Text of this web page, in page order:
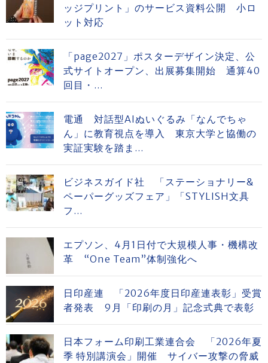
ッジプリント」のサービス資料公開 小ロ
ット対応
「page2027」ポスターデザイン決定、公
式サイトオープン、出展募集開始 通算40
回目・...
電通 対話型AIぬいぐるみ「なんでちゃ
ん」に教育視点を導入 東京大学と協働の
実証実験を踏ま...
ビジネスガイド社 「ステーショナリー&
ペーパーグッズフェア」「STYLISH文具
フ...
エプソン、4月1日付で大規模人事・機構改
革 “One Team”体制強化へ
日印産連 「2026年度日印産連表彰」受賞
者発表 9月「印刷の月」記念式典で表彰
日本フォーム印刷工業連合会 「2026年夏
季 特別講演会」開催 サイバー攻撃の脅威